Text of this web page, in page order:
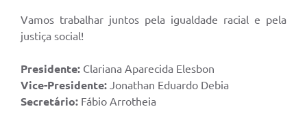
Vamos trabalhar juntos pela igualdade racial e pela
justiça social!
Presidente: Clariana Aparecida Elesbon
Vice-Presidente: Jonathan Eduardo Debia
Secretário: Fábio Arrotheia